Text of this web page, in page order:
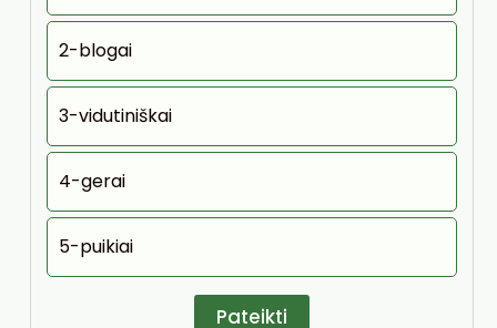
2-blogai
3-vidutiniškai
4-gerai
5-puikiai